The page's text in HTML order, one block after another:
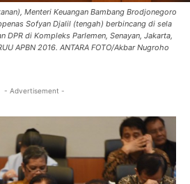
Menteri Keuangan Bambang Brodjonegoro
Sofyan Djalil (tengah) berbincang di sela
DPR di Kompleks Parlemen, Senayan, Jakarta,
APBN 2016. ANTARA FOTO/Akbar Nugroho
- Advertisement -